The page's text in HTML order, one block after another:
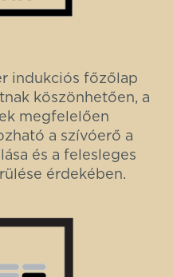
indukciós főzőlap
köszönhetően, a
megfelelően
a szívóerő a
és a felesleges
érdekében.